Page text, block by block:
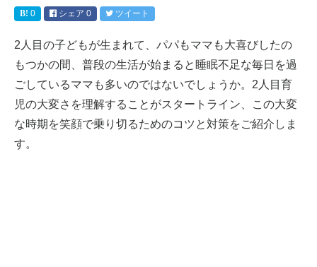
0
シェア 0 ツイート
2人目の子どもが生まれて、パパもママも大喜びしたの
もつかの間、普段の生活が始まると睡眠不足な毎日を過
ごしているママも多いのではないでしょうか。2人目育
児の大変さを理解することがスタートライン、この大変
な時期を笑顔で乗り切るためのコツと対策をご紹介しま
す。